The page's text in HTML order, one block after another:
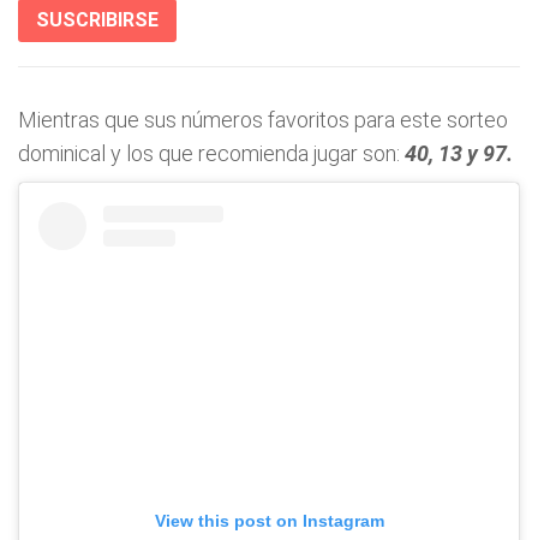
SUSCRIBIRSE
Mientras que sus números favoritos para este sorteo
dominical y los que recomienda jugar son: 40, 13 y 97.
View this post on Instagram